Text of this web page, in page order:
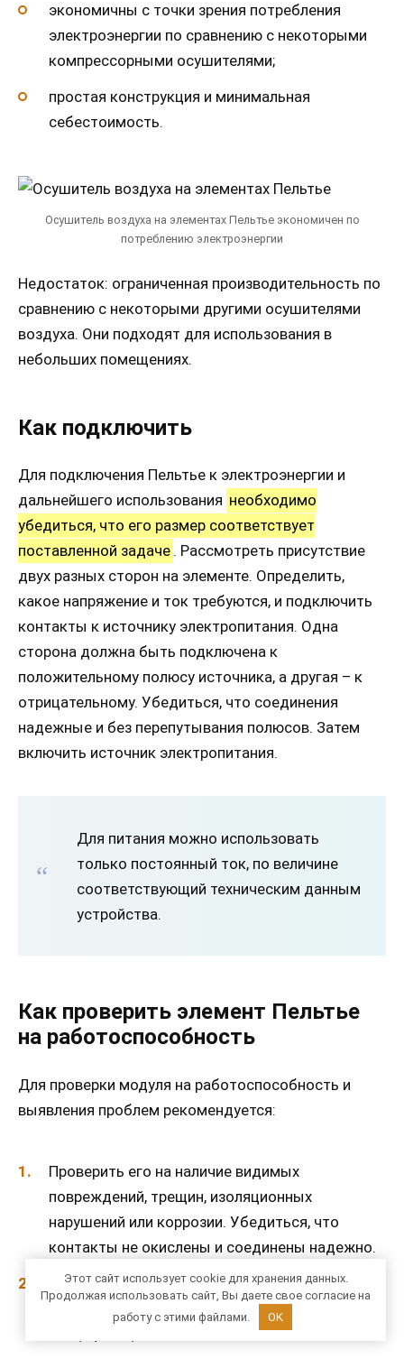
экономичны с точки зрения потребления
электроэнергии по сравнению с некоторыми
компрессорными осушителями;
простая конструкция и минимальная
себестоимость.
Осушитель воздуха на элементах Пельтье экономичен по
потреблению электроэнергии
Недостаток: ограниченная производительность по
сравнению с некоторыми другими осушителями
воздуха. Они подходят для использования в
небольших помещениях.
Как подключить
Для подключения Пельтье к электроэнергии и
дальнейшего использования необходимо
убедиться, что его размер соответствует
поставленной задаче . Рассмотреть присутствие
двух разных сторон на элементе. Определить,
какое напряжение и ток требуются, и подключить
контакты к источнику электропитания. Одна
сторона должна быть подключена к
положительному полюсу источника, а другая – к
отрицательному. Убедиться, что соединения
надежные и без перепутывания полюсов. Затем
включить источник электропитания.
Для питания можно использовать
только постоянный ток, по величине
соответствующий техническим данным
устройства.
Как проверить элемент Пельтье
на работоспособность
Для проверки модуля на работоспособность и
выявления проблем рекомендуется:
Проверить его на наличие видимых
повреждений, трещин, изоляционных
нарушений или коррозии. Убедиться, что
контакты не окислены и соединены надежно.
Измерить напряжение с помощью
мультиметра. Оно должно быть в пределах
Этот сайт использует cookie для хранения данных.
Продолжая использовать сайт, Вы даете свое согласие на
работу с этими файлами.
OK